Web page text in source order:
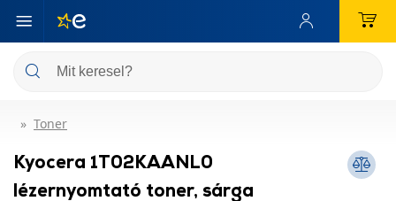
Toner
Kyocera 1T02KAANL0
lézernyomtató toner, sárga